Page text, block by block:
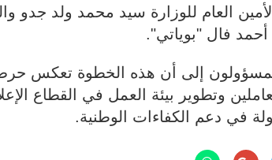
العام للوزارة سيد محمد ولد جدو
فال "بوياتي".
إلى أن هذه الخطوة تعكس
وتطوير بيئة العمل في القطاع
في دعم الكفاءات الوطنية.